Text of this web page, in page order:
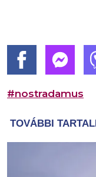
#nostradamus